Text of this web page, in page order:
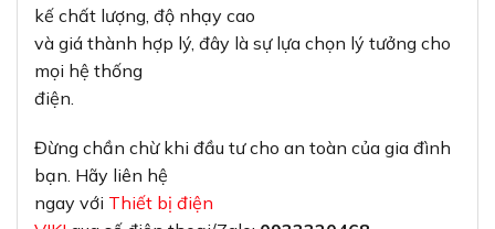
kế chất lượng, độ nhạy cao
và giá thành hợp lý, đây là sự lựa chọn lý tưởng cho
mọi hệ thống
điện.
Đừng chần chừ khi đầu tư cho an toàn của gia đình
bạn. Hãy liên hệ
ngay với Thiết bị điện